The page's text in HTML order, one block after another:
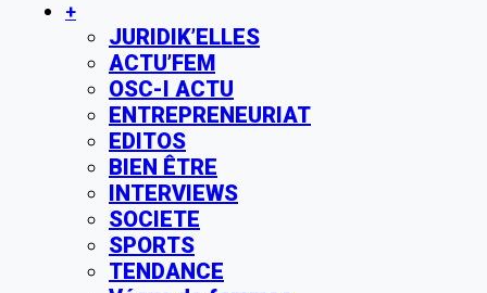
+
JURIDIK’ELLES
ACTU’FEM
OSC-I ACTU
ENTREPRENEURIAT
EDITOS
BIEN ÊTRE
INTERVIEWS
SOCIETE
SPORTS
TENDANCE